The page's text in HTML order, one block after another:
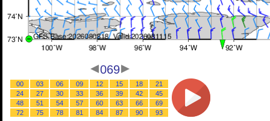
069
00 03 06 09 12 15 18
21
24
27 30 33 36 39 42
45
48
51 54 57 60 63 66
69
72
75 78 81 84 87 90 93